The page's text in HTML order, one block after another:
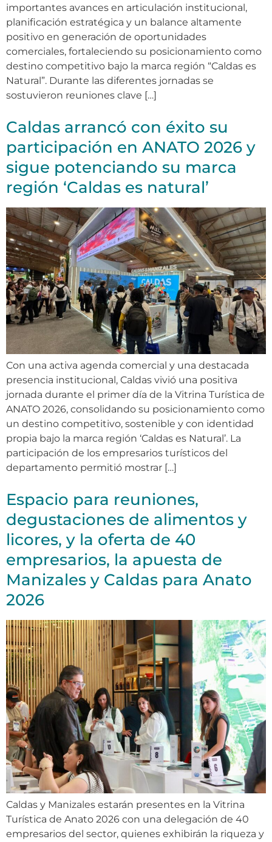
importantes avances en articulación institucional,
planificación estratégica y un balance altamente
positivo en generación de oportunidades
comerciales, fortaleciendo su posicionamiento como
destino competitivo bajo la marca región “Caldas es
Natural”. Durante las diferentes jornadas se
sostuvieron reuniones clave […]
Caldas arrancó con éxito su
participación en ANATO 2026 y
sigue potenciando su marca
región ‘Caldas es natural’
Con una activa agenda comercial y una destacada
presencia institucional, Caldas vivió una positiva
jornada durante el primer día de la Vitrina Turística de
ANATO 2026, consolidando su posicionamiento como
un destino competitivo, sostenible y con identidad
propia bajo la marca región ‘Caldas es Natural’. La
participación de los empresarios turísticos del
departamento permitió mostrar […]
Espacio para reuniones,
degustaciones de alimentos y
licores, y la oferta de 40
empresarios, la apuesta de
Manizales y Caldas para Anato
2026
Caldas y Manizales estarán presentes en la Vitrina
Turística de Anato 2026 con una delegación de 40
empresarios del sector, quienes exhibirán la riqueza y